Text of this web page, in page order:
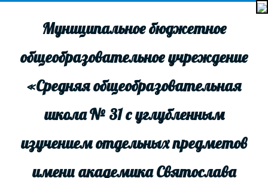
Муниципальное бюджетное
общеобразовательное учреждение
«Средняя общеобразовательная
школа № 31 с углубленным
изучением отдельных предметов
имени академика Святослава